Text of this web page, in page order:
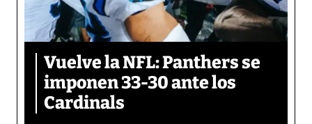
Vuelve la NFL: Panthers se
imponen 33-30 ante los
Cardinals